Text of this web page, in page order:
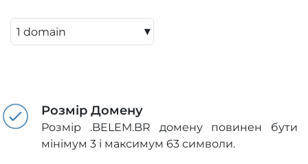
▾
Розмір Домену
Розмір .BELEM.BR домену повинен бути
мінімум 3 і максимум 63 символи.